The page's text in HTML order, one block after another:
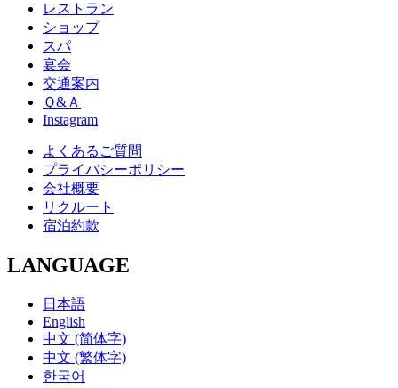
レストラン
ショップ
スパ
宴会
交通案内
Ｑ&Ａ
Instagram
よくあるご質問
プライバシーポリシー
会社概要
リクルート
宿泊約款
LANGUAGE
日本語
English
中文 (简体字)
中文 (繁体字)
한국어